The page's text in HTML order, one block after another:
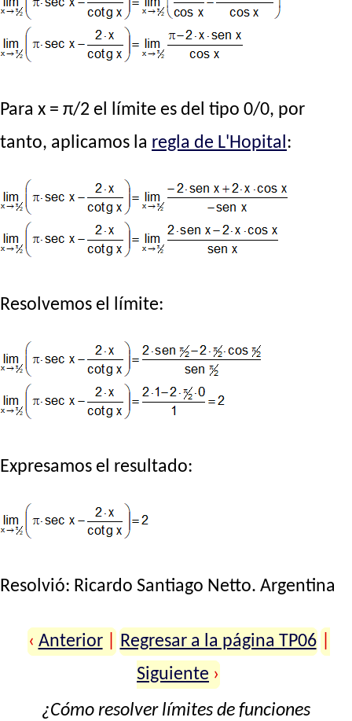
Para x = π/2 el límite es del tipo 0/0, por
tanto, aplicamos la regla de L'Hopital:
Resolvemos el límite:
Expresamos el resultado:
Resolvió: Ricardo Santiago Netto. Argentina
‹ Anterior Regresar a la página TP06
Siguiente ›
¿Cómo resolver límites de funciones